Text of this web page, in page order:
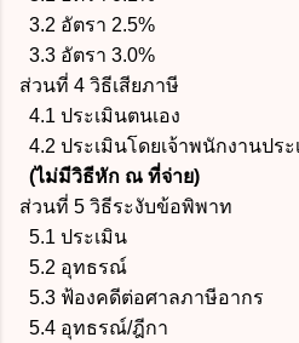
3.2 อัตรา 2.5%
3.3 อัตรา 3.0%
ส่วนที่ 4 วิธีเสียภาษี
4.1 ประเมินตนเอง
4.2 ประเมินโดยเจ้าพนักงานประ
(ไม่มีวิธีหัก ณ ที่จ่าย)
ส่วนที่ 5 วิธีระงับข้อพิพาท
5.1 ประเมิน
5.2 อุทธรณ์
5.3 ฟ้องคดีต่อศาลภาษีอากร
5.4 อุทธรณ์/ฎีกา